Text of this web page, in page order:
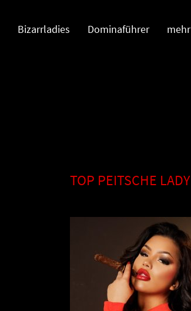
Bizarrladies Dominaführer mehr
TOP PEITSCHE LADY